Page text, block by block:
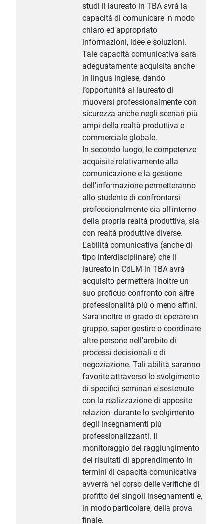
studi il laureato in TBA avrà la
capacità di comunicare in modo
chiaro ed appropriato
informazioni, idee e soluzioni.
Tale capacità comunicativa sarà
adeguatamente acquisita anche
in lingua inglese, dando
l’opportunità al laureato di
muoversi professionalmente con
sicurezza anche negli scenari più
ampi della realtà produttiva e
commerciale globale.
In secondo luogo, le competenze
acquisite relativamente alla
comunicazione e la gestione
dell'informazione permetteranno
allo studente di confrontarsi
professionalmente sia all'interno
della propria realtà produttiva, sia
con realtà produttive diverse.
L'abilità comunicativa (anche di
tipo interdisciplinare) che il
laureato in CdLM in TBA avrà
acquisito permetterà inoltre un
suo proficuo confronto con altre
professionalità più o meno affini.
Sarà inoltre in grado di operare in
gruppo, saper gestire o coordinare
altre persone nell'ambito di
processi decisionali e di
negoziazione. Tali abilità saranno
favorite attraverso lo svolgimento
di specifici seminari e sostenute
con la realizzazione di apposite
relazioni durante lo svolgimento
degli insegnamenti più
professionalizzanti. Il
monitoraggio del raggiungimento
dei risultati di apprendimento in
termini di capacità comunicativa
avverrà nel corso delle verifiche di
profitto dei singoli insegnamenti e,
in modo particolare, della prova
finale.